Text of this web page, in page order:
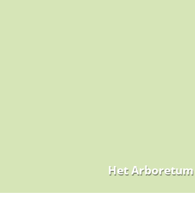
Het Arboretum